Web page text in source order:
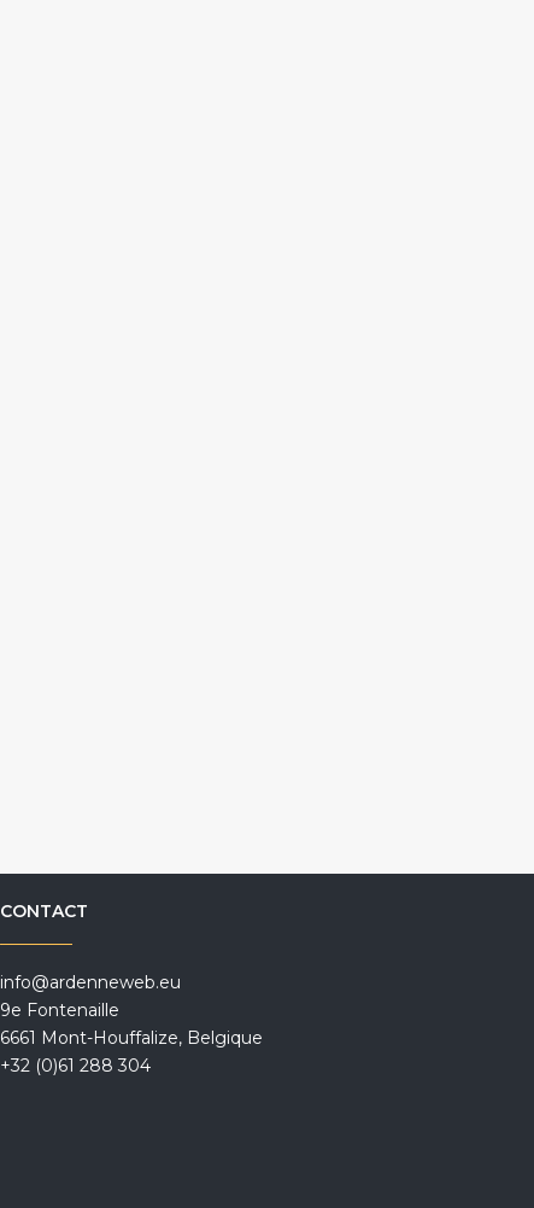
CONTACT
info@ardenneweb.eu
9e Fontenaille
6661 Mont-Houffalize, Belgique
+32 (0)61 288 304